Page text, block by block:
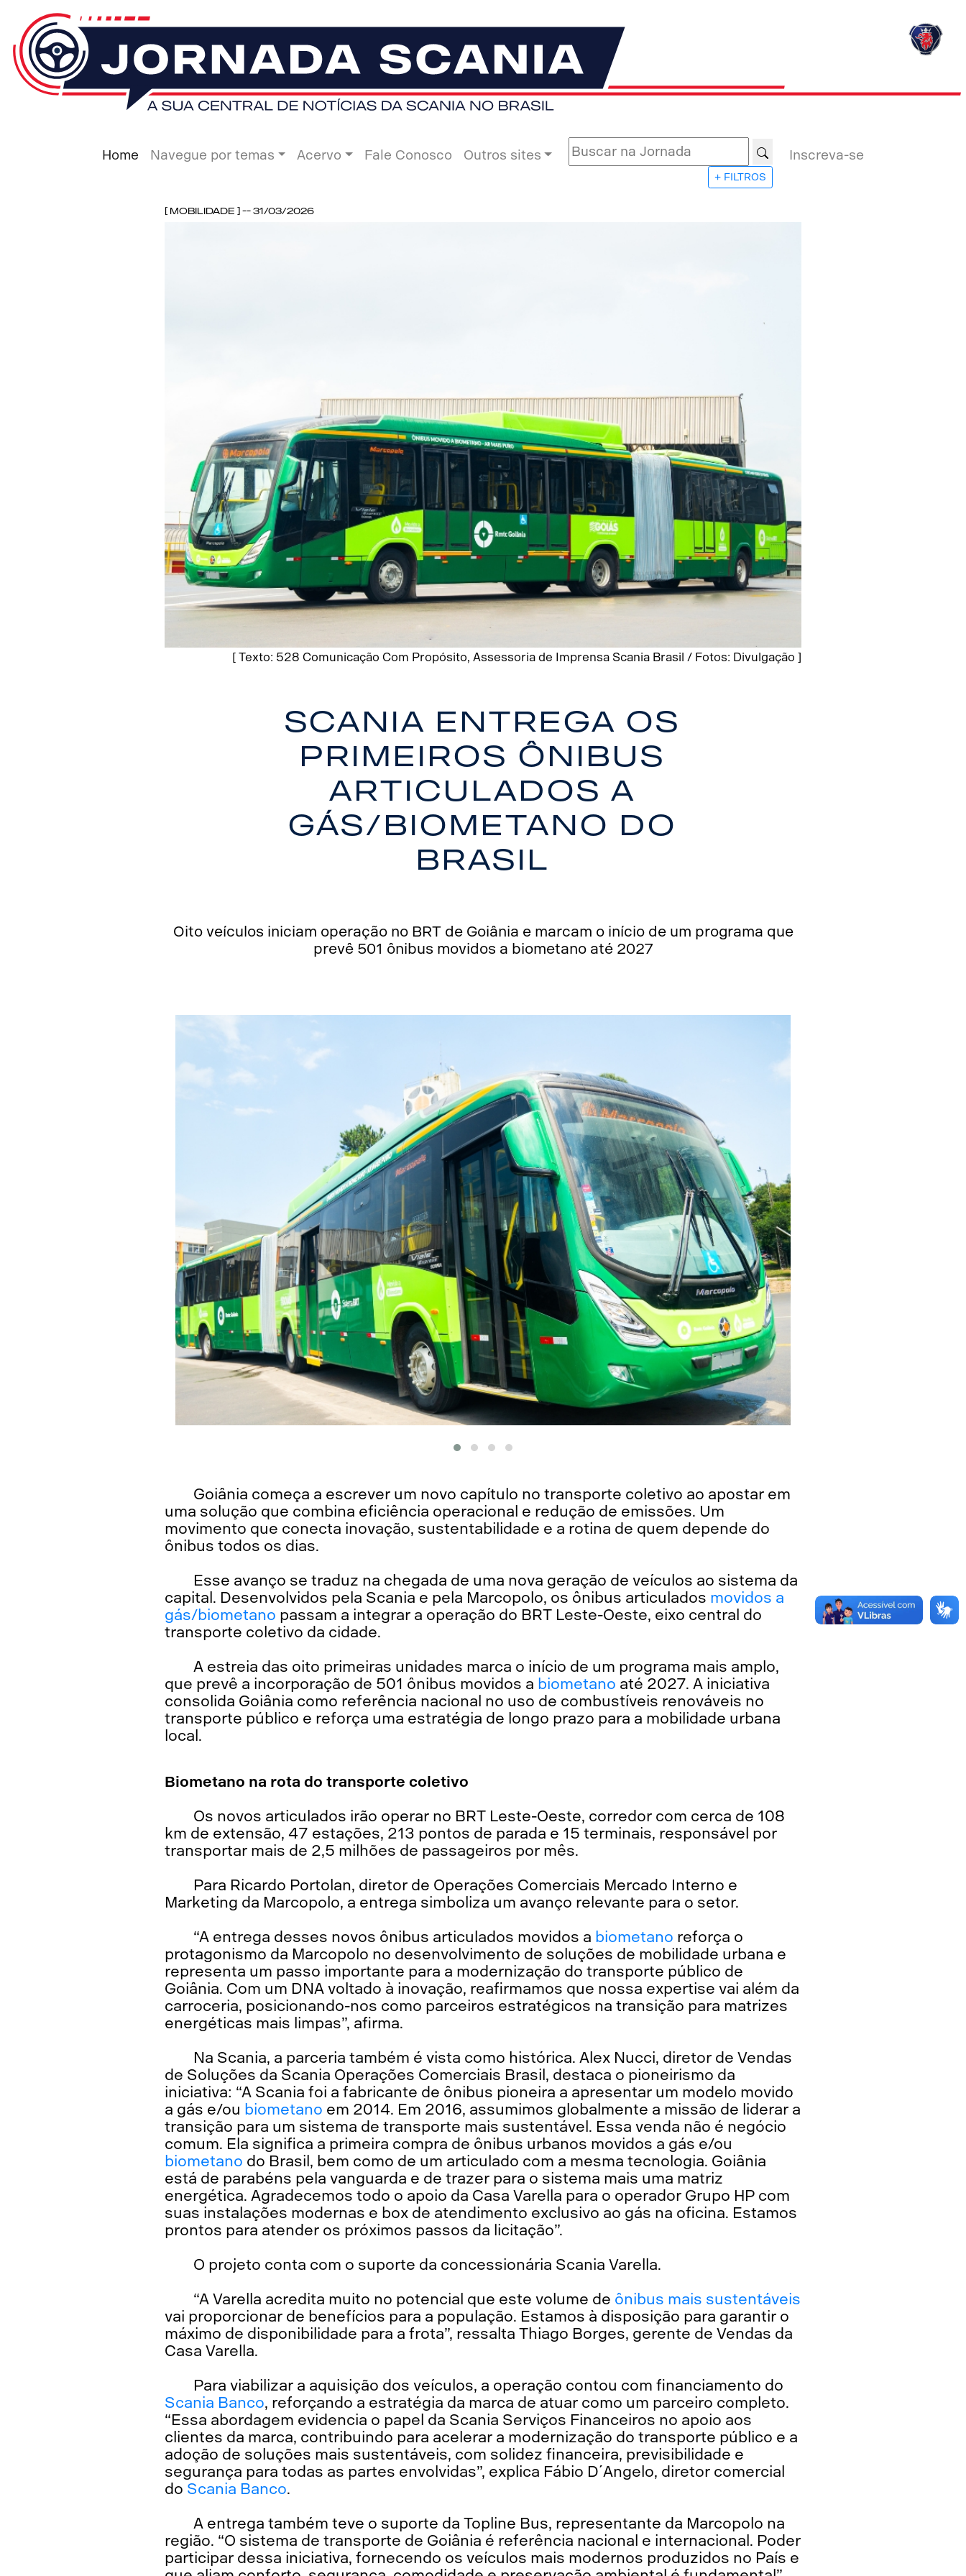
Home Navegue por temas Acervo Fale Conosco Outros sites
+ FILTROS
Inscreva-se
[ Mobilidade ] -- 31/03/2026
[ Texto: 528 Comunicação Com Propósito, Assessoria de Imprensa Scania Brasil / Fotos: Divulgação ]
Scania entrega os
primeiros ônibus
articulados a
gás/biometano do
Brasil
Oito veículos iniciam operação no BRT de Goiânia e marcam o início de um programa que
prevê 501 ônibus movidos a biometano até 2027
Goiânia começa a escrever um novo capítulo no transporte coletivo ao apostar em
uma solução que combina eficiência operacional e redução de emissões. Um
movimento que conecta inovação, sustentabilidade e a rotina de quem depende do
ônibus todos os dias.
Esse avanço se traduz na chegada de uma nova geração de veículos ao sistema da
capital. Desenvolvidos pela Scania e pela Marcopolo, os ônibus articulados movidos a
gás/biometano passam a integrar a operação do BRT Leste-Oeste, eixo central do
transporte coletivo da cidade.
A estreia das oito primeiras unidades marca o início de um programa mais amplo,
que prevê a incorporação de 501 ônibus movidos a biometano até 2027. A iniciativa
consolida Goiânia como referência nacional no uso de combustíveis renováveis no
transporte público e reforça uma estratégia de longo prazo para a mobilidade urbana
local.
Biometano na rota do transporte coletivo
Os novos articulados irão operar no BRT Leste-Oeste, corredor com cerca de 108
km de extensão, 47 estações, 213 pontos de parada e 15 terminais, responsável por
transportar mais de 2,5 milhões de passageiros por mês.
Para Ricardo Portolan, diretor de Operações Comerciais Mercado Interno e
Marketing da Marcopolo, a entrega simboliza um avanço relevante para o setor.
“A entrega desses novos ônibus articulados movidos a biometano reforça o
protagonismo da Marcopolo no desenvolvimento de soluções de mobilidade urbana e
representa um passo importante para a modernização do transporte público de
Goiânia. Com um DNA voltado à inovação, reafirmamos que nossa expertise vai além da
carroceria, posicionando-nos como parceiros estratégicos na transição para matrizes
energéticas mais limpas”, afirma.
Na Scania, a parceria também é vista como histórica. Alex Nucci, diretor de Vendas
de Soluções da Scania Operações Comerciais Brasil, destaca o pioneirismo da
iniciativa: “A Scania foi a fabricante de ônibus pioneira a apresentar um modelo movido
a gás e/ou biometano em 2014. Em 2016, assumimos globalmente a missão de liderar a
transição para um sistema de transporte mais sustentável. Essa venda não é negócio
comum. Ela significa a primeira compra de ônibus urbanos movidos a gás e/ou
biometano do Brasil, bem como de um articulado com a mesma tecnologia. Goiânia
está de parabéns pela vanguarda e de trazer para o sistema mais uma matriz
energética. Agradecemos todo o apoio da Casa Varella para o operador Grupo HP com
suas instalações modernas e box de atendimento exclusivo ao gás na oficina. Estamos
prontos para atender os próximos passos da licitação”.
O projeto conta com o suporte da concessionária Scania Varella.
“A Varella acredita muito no potencial que este volume de ônibus mais sustentáveis
vai proporcionar de benefícios para a população. Estamos à disposição para garantir o
máximo de disponibilidade para a frota”, ressalta Thiago Borges, gerente de Vendas da
Casa Varella.
Para viabilizar a aquisição dos veículos, a operação contou com financiamento do
Scania Banco, reforçando a estratégia da marca de atuar como um parceiro completo.
“Essa abordagem evidencia o papel da Scania Serviços Financeiros no apoio aos
clientes da marca, contribuindo para acelerar a modernização do transporte público e a
adoção de soluções mais sustentáveis, com solidez financeira, previsibilidade e
segurança para todas as partes envolvidas”, explica Fábio D´Angelo, diretor comercial
do Scania Banco.
A entrega também teve o suporte da Topline Bus, representante da Marcopolo na
região. “O sistema de transporte de Goiânia é referência nacional e internacional. Poder
participar dessa iniciativa, fornecendo os veículos mais modernos produzidos no País e